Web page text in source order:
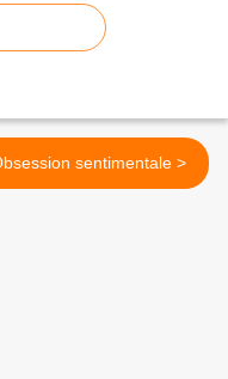
Obsession sentimentale >